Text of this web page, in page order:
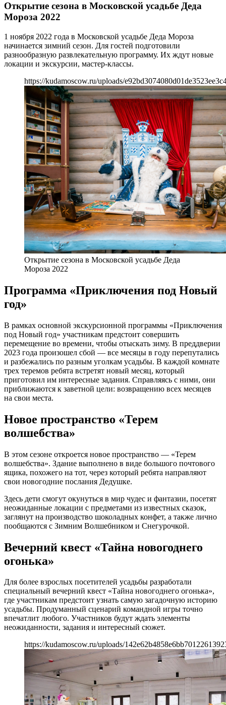
Открытие сезона в Московской усадьбе Деда
Мороза 2022
1 ноября 2022 года в Московской усадьбе Деда Мороза
начинается зимний сезон. Для гостей подготовили
разнообразную развлекательную программу. Их ждут новые
локации и экскурсии, мастер-классы.
https://kudamoscow.ru/uploads/
Открытие сезона в Московской усадьбе Деда
Мороза 2022
Программа «Приключения под Новый
год»
В рамках основной экскурсионной программы «Приключения
под Новый год» участникам предстоит совершить
перемещение во времени, чтобы отыскать зиму. В преддверии
2023 года произошел сбой — все месяцы в году перепутались
и разбежались по разным уголкам усадьбы. В каждой комнате
трех теремов ребята встретят новый месяц, который
приготовил им интересные задания. Справляясь с ними, они
приближаются к заветной цели: возвращению всех месяцев
на свои места.
Новое пространство «Терем
волшебства»
В этом сезоне откроется новое пространство — «Терем
волшебства». Здание выполнено в виде большого почтового
ящика, похожего на тот, через который ребята направляют
свои новогодние послания Дедушке.
Здесь дети смогут окунуться в мир чудес и фантазии, посетят
неожиданные локации с предметами из известных сказок,
заглянут на производство шоколадных конфет, а также лично
пообщаются с Зимним Волшебником и Снегурочкой.
Вечерний квест «Тайна новогоднего
огонька»
Для более взрослых посетителей усадьбы разработали
специальный вечерний квест «Тайна новогоднего огонька»,
где участникам предстоит узнать самую загадочную историю
усадьбы. Продуманный сценарий командной игры точно
впечатлит любого. Участников будут ждать элементы
неожиданности, задания и интересный сюжет.
https://kudamoscow.ru/uploads/